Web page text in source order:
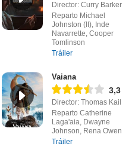
Director: Curry Barker
Reparto Michael
Johnston (II), Inde
Navarrette, Cooper
Tomlinson
Tráiler
Vaiana
3,3
Director: Thomas Kail
Reparto Catherine
Laga'aia, Dwayne
Johnson, Rena Owen
Tráiler